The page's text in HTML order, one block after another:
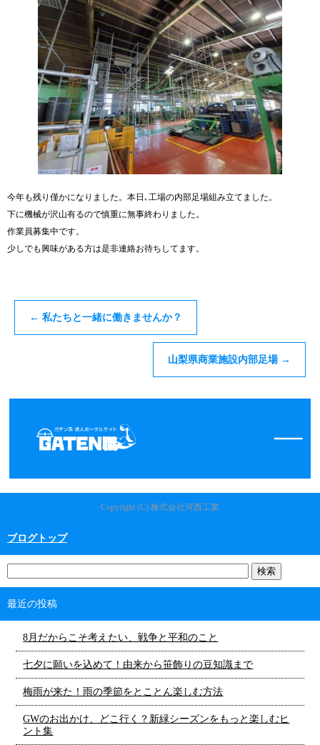
今年も残り僅かになりました。本日､工場の内部足場組み立てました。
下に機械が沢山有るので慎重に無事終わりました。
作業員募集中です。
少しでも興味がある方は是非連絡お待ちしてます。
← 私たちと一緒に働きませんか？
山梨県商業施設内部足場 →
Copyright (C) 株式会社河西工業
ブログトップ
最近の投稿
8月だからこそ考えたい、戦争と平和のこと
七夕に願いを込めて！由来から笹飾りの豆知識まで
梅雨が来た！雨の季節をとことん楽しむ方法
GWのお出かけ、どこ行く？新緑シーズンをもっと楽しむヒ
ント集